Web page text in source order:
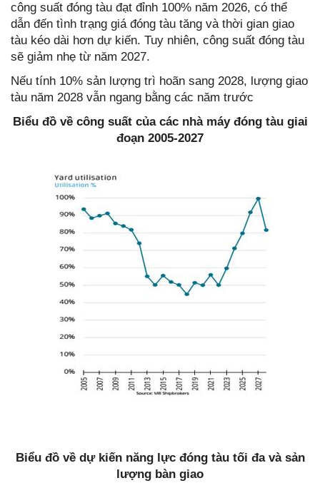
công suất đóng tàu đạt đỉnh 100% năm 2026, có thể
dẫn đến tình trạng giá đóng tàu tăng và thời gian giao
tàu kéo dài hơn dự kiến. Tuy nhiên, công suất đóng tàu
sẽ giảm nhẹ từ năm 2027.
Nếu tính 10% sản lượng trì hoãn sang 2028, lượng giao
tàu năm 2028 vẫn ngang bằng các năm trước
Biểu đồ về công suất của các nhà máy đóng tàu giai
đoạn 2005-2027
Biểu đồ về dự kiến năng lực đóng tàu tối đa và sản
lượng bàn giao